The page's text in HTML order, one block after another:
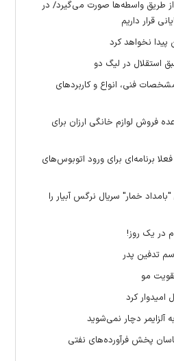
از طریق واسطه‌ها صورت می‌گیرد/ در
قرار داریم
پیدا نخواهد کرد
استقلال در لیگ دو
فنی، انواع و کاربردهای
با وعده فروش لوازم خانگی ارزان برای
برنامه‌ای برای ورود اتوبوس‌های
خمار" سریال نرگس آبیار را
در یک روز!
تدفین پدر
مو
امیدوار کرد
آلزایمر دچار نمی‌شوید
پخش فرآورده‌های نفتی